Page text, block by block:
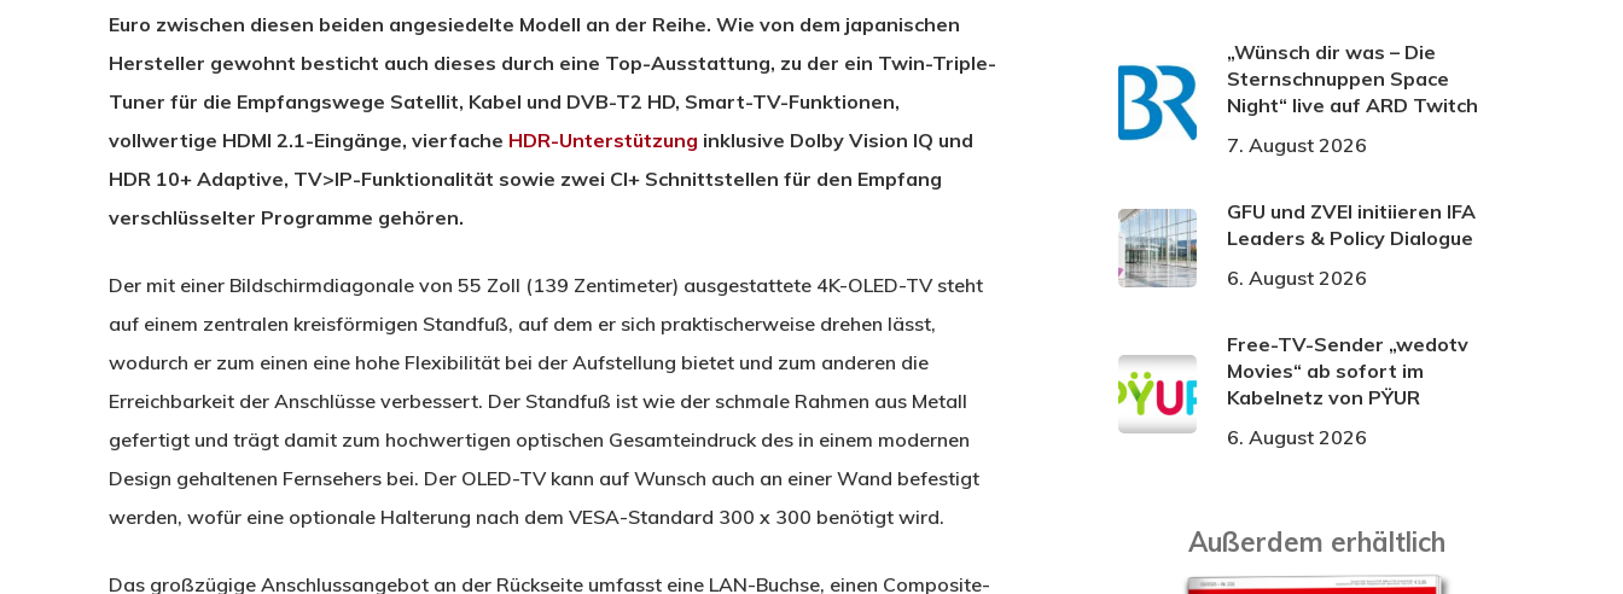
Euro zwischen diesen beiden angesiedelte Modell an der Reihe. Wie von dem japanischen
Hersteller gewohnt besticht auch dieses durch eine Top-Ausstattung, zu der ein Twin-Triple-
Tuner für die Empfangswege Satellit, Kabel und DVB-T2 HD, Smart-TV-Funktionen,
vollwertige HDMI 2.1-Eingänge, vierfache HDR-Unterstützung inklusive Dolby Vision IQ und
HDR 10+ Adaptive, TV>IP-Funktionalität sowie zwei CI+ Schnittstellen für den Empfang
verschlüsselter Programme gehören.
Der mit einer Bildschirmdiagonale von 55 Zoll (139 Zentimeter) ausgestattete 4K-OLED-TV steht
auf einem zentralen kreisförmigen Standfuß, auf dem er sich praktischerweise drehen lässt,
wodurch er zum einen eine hohe Flexibilität bei der Aufstellung bietet und zum anderen die
Erreichbarkeit der Anschlüsse verbessert. Der Standfuß ist wie der schmale Rahmen aus Metall
gefertigt und trägt damit zum hochwertigen optischen Gesamteindruck des in einem modernen
Design gehaltenen Fernsehers bei. Der OLED-TV kann auf Wunsch auch an einer Wand befestigt
werden, wofür eine optionale Halterung nach dem VESA-Standard 300 x 300 benötigt wird.
Das großzügige Anschlussangebot an der Rückseite umfasst eine LAN-Buchse, einen Composite-
„Wünsch dir was – Die
Sternschnuppen Space
Night“ live auf ARD Twitch
7. August 2026
GFU und ZVEI initiieren IFA
Leaders & Policy Dialogue
6. August 2026
Free-TV-Sender „wedotv
Movies“ ab sofort im
Kabelnetz von PŸUR
6. August 2026
Außerdem erhältlich